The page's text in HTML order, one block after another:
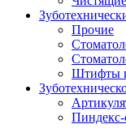
Прочие
Штифты